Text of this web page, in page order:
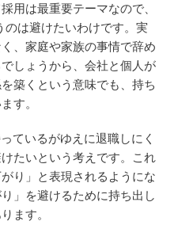
用は最重要テーマなので、
のは避けたいわけです。実
、家庭や家族の事情で辞め
しょうから、会社と個人が
築くという意味でも、持ち
す。
ているがゆえに退職しにく
たいという考えです。これ
り」と表現されるようにな
」を避けるために持ち出し
ます。